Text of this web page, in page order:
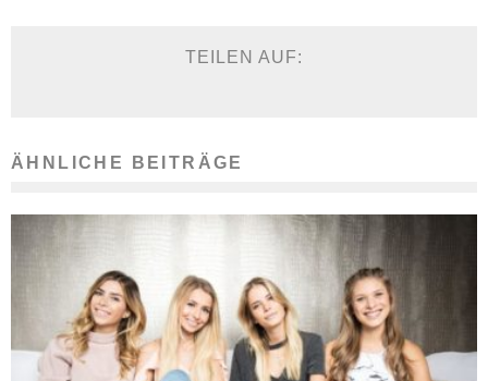
TEILEN AUF:
ÄHNLICHE BEITRÄGE